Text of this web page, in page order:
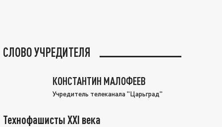
СЛОВО УЧРЕДИТЕЛЯ
КОНСТАНТИН МАЛОФЕЕВ
Учредитель телеканала "Царьград"
Технофашисты XXI века